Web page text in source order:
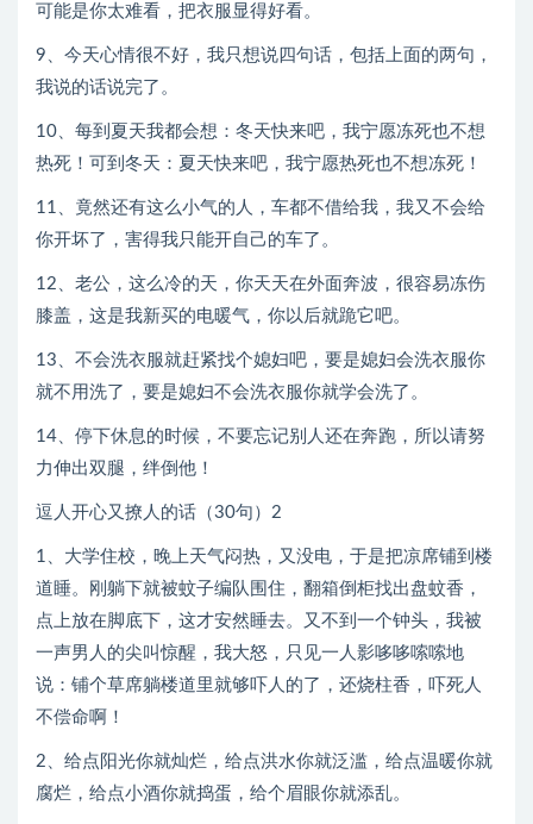
可能是你太难看，把衣服显得好看。
9、今天心情很不好，我只想说四句话，包括上面的两句，
我说的话说完了。
10、每到夏天我都会想：冬天快来吧，我宁愿冻死也不想
热死！可到冬天：夏天快来吧，我宁愿热死也不想冻死！
11、竟然还有这么小气的人，车都不借给我，我又不会给
你开坏了，害得我只能开自己的车了。
12、老公，这么冷的天，你天天在外面奔波，很容易冻伤
膝盖，这是我新买的电暖气，你以后就跪它吧。
13、不会洗衣服就赶紧找个媳妇吧，要是媳妇会洗衣服你
就不用洗了，要是媳妇不会洗衣服你就学会洗了。
14、停下休息的时候，不要忘记别人还在奔跑，所以请努
力伸出双腿，绊倒他！
逗人开心又撩人的话（30句）2
1、大学住校，晚上天气闷热，又没电，于是把凉席铺到楼
道睡。刚躺下就被蚊子编队围住，翻箱倒柜找出盘蚊香，
点上放在脚底下，这才安然睡去。又不到一个钟头，我被
一声男人的尖叫惊醒，我大怒，只见一人影哆哆嗦嗦地
说：铺个草席躺楼道里就够吓人的了，还烧柱香，吓死人
不偿命啊！
2、给点阳光你就灿烂，给点洪水你就泛滥，给点温暖你就
腐烂，给点小酒你就捣蛋，给个眉眼你就添乱。